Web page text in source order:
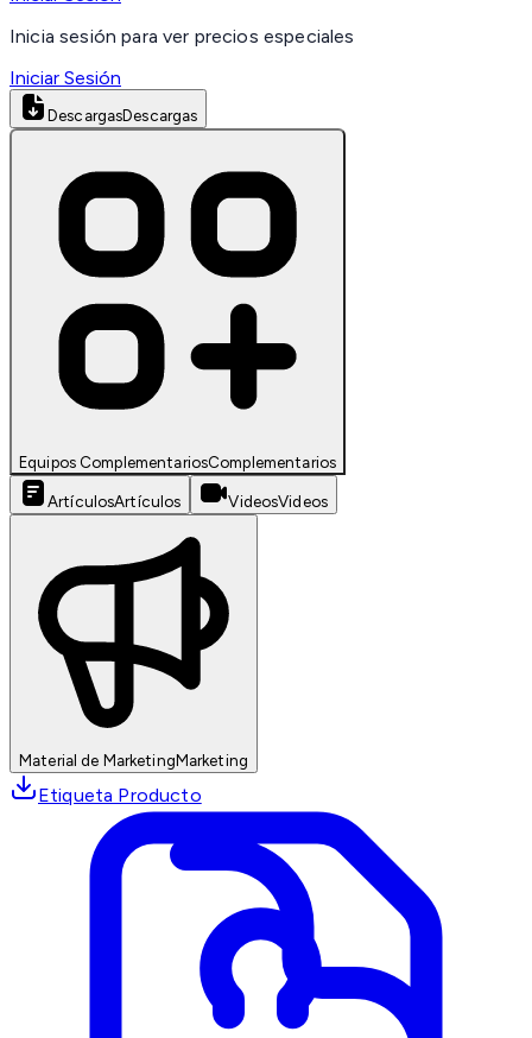
Inicia sesión para ver precios especiales
Iniciar Sesión
DescargasDescargas
Equipos ComplementariosComplementarios
ArtículosArtículos VideosVideos
Material de MarketingMarketing
Etiqueta Producto